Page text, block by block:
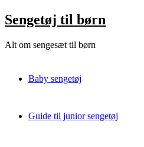
Skip
to
Sengetøj til børn
Alt om sengesæt til børn
Baby sengetøj
Guide til junior sengetøj